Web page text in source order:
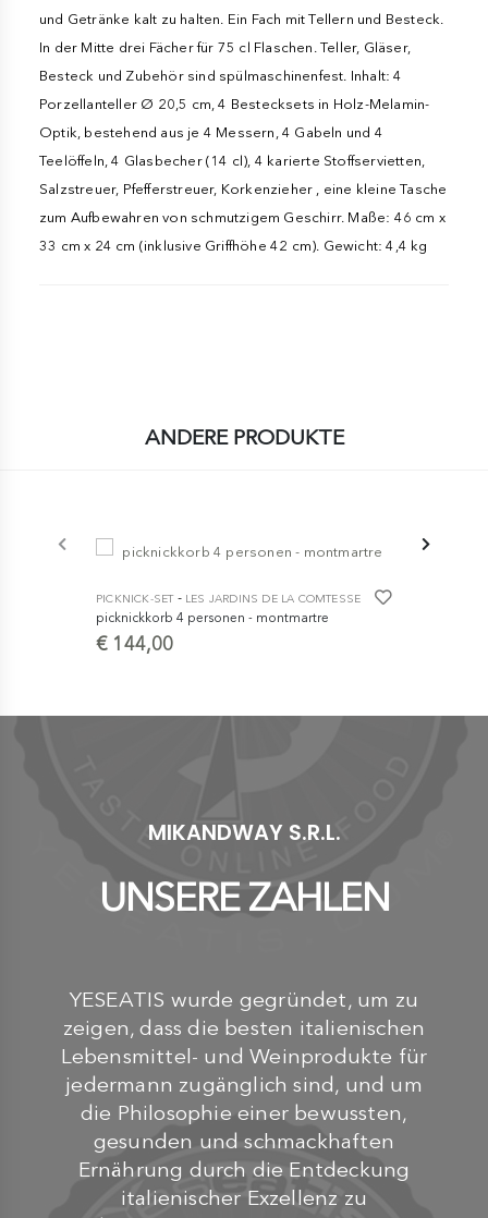
und Getränke kalt zu halten. Ein Fach mit Tellern und Besteck.
In der Mitte drei Fächer für 75 cl Flaschen. Teller, Gläser,
Besteck und Zubehör sind spülmaschinenfest. Inhalt: 4
Porzellanteller Ø 20,5 cm, 4 Bestecksets in Holz-Melamin-
Optik, bestehend aus je 4 Messern, 4 Gabeln und 4
Teelöffeln, 4 Glasbecher (14 cl), 4 karierte Stoffservietten,
Salzstreuer, Pfefferstreuer, Korkenzieher , eine kleine Tasche
zum Aufbewahren von schmutzigem Geschirr. Maße: 46 cm x
33 cm x 24 cm (inklusive Griffhöhe 42 cm). Gewicht: 4,4 kg
ANDERE PRODUKTE
PICKNICK-SET- LES JARDINS DE LA COMTESSE
picknickkorb 4 personen - montmartre
€ 144,00
MIKANDWAY S.R.L.
UNSERE ZAHLEN
YESEATIS wurde gegründet, um zu
zeigen, dass die besten italienischen
Lebensmittel- und Weinprodukte für
jedermann zugänglich sind, und um
die Philosophie einer bewussten,
gesunden und schmackhaften
Ernährung durch die Entdeckung
italienischer Exzellenz zu